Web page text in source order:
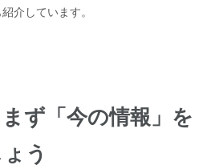
介しています。
ず「今の情報」を
う